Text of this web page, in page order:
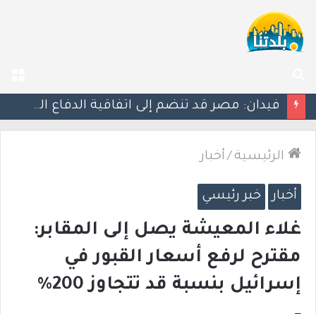
عن
الرئيسية / أخبار
أخبار خبر رئيسي
غلاء المعيشة يصل إلى المقابر:
مقترح لرفع أسعار القبور في
إسرائيل بنسبة قد تتجاوز 200%